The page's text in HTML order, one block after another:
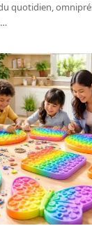
quotidien,
…